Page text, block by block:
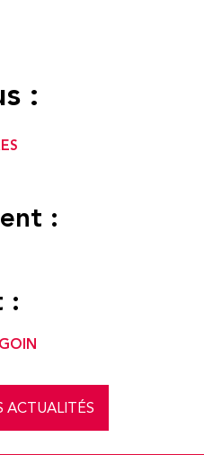
:
:
:
ACTUALITÉS